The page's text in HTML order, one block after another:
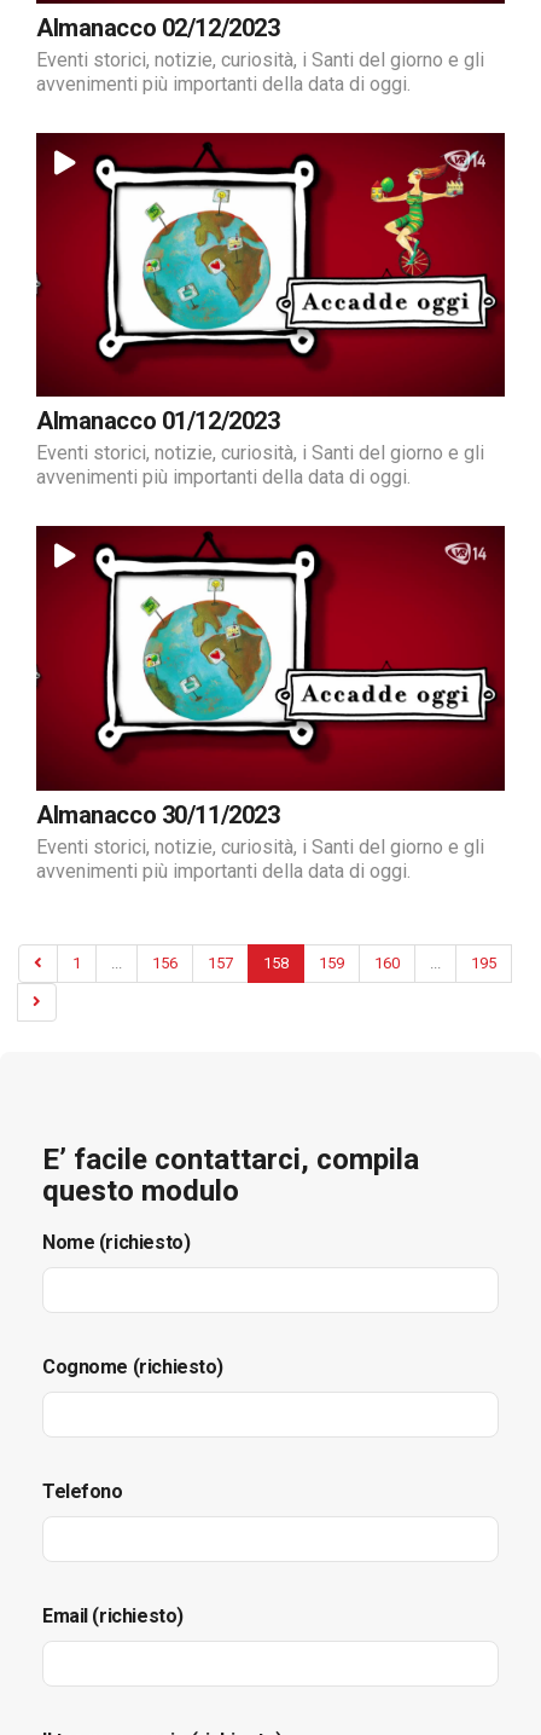
Almanacco 02/12/2023
Eventi storici, notizie, curiosità, i Santi del giorno e gli
avvenimenti più importanti della data di oggi.
Almanacco 01/12/2023
Eventi storici, notizie, curiosità, i Santi del giorno e gli
avvenimenti più importanti della data di oggi.
Almanacco 30/11/2023
Eventi storici, notizie, curiosità, i Santi del giorno e gli
avvenimenti più importanti della data di oggi.
1 156 157 158 159 160 195
E’ facile contattarci, compila
questo modulo
Nome (richiesto)
Cognome (richiesto)
Telefono
Email (richiesto)